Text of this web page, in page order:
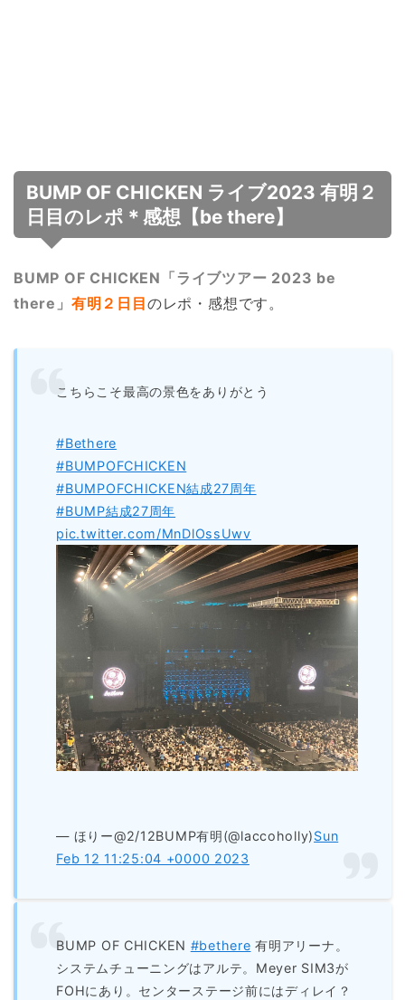
BUMP OF CHICKEN ライブ2023 有明２
日目のレポ＊感想【be there】
BUMP OF CHICKEN「ライブツアー 2023 be
there」 有明２日目のレポ・感想です。
こちらこそ最高の景色をありがとう
#Bethere
#BUMPOFCHICKEN
#BUMPOFCHICKEN結成27周年
#BUMP結成27周年
pic.twitter.com/MnDlOssUwv
— ほりー@2/12BUMP有明(@laccoholly)Sun
Feb 12 11:25:04 +0000 2023
BUMP OF CHICKEN #bethere 有明アリーナ。
システムチューニングはアルテ。Meyer SIM3が
FOHにあり。センターステージ前にはディレイ？